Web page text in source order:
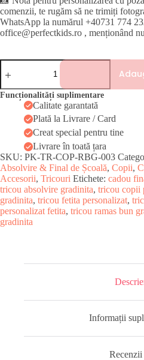
comenzii, te rugăm să ne trimiți
WhatsApp la numărul +40731 774
office@perfectkids.ro , menționând
Cantitate
Tricou
fetiță
grădiniță
Funcționalități suplimentare
Calitate garantată
Plată la Livrare / Card
Creat special pentru tine
Livrare în toată țara
SKU: PK-TR-COP-RBG-003
Absolvire & Final de Școală, Copii,
Accesorii, Tricouri Etichete: cadou
tricou absolvire gradinita, tricou copii
gradinita, tricou fetita personalizat,
personalizat fetita, tricou ramas bun
gradinita
Informații